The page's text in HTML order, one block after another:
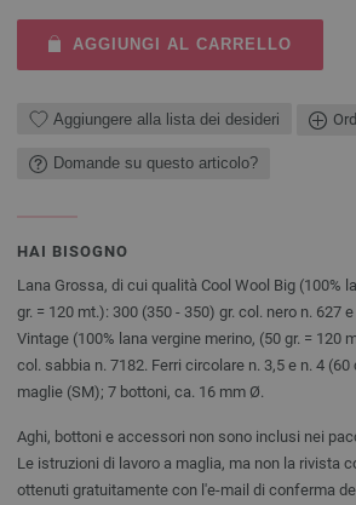
AGGIUNGI AL CARRELLO
Aggiungere alla lista dei desideri
Domande su questo articolo?
HAI BISOGNO
Lana Grossa, di cui qualità Cool Wool Big (100%
gr. = 120 mt.): 300 (350 - 350) gr. col. nero n. 627
Vintage (100% lana vergine merino, (50 gr. = 120
col. sabbia n. 7182. Ferri circolare n. 3,5 e n. 4
maglie (SM); 7 bottoni, ca. 16 mm Ø.
Aghi, bottoni e accessori non sono inclusi nei
Le istruzioni di lavoro a maglia, ma non la rivista
ottenuti gratuitamente con l'e-mail di conferma